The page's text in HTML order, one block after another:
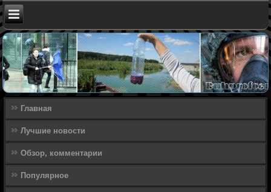
Главная
Лучшие новости
Обзор, комментарии
Популярное